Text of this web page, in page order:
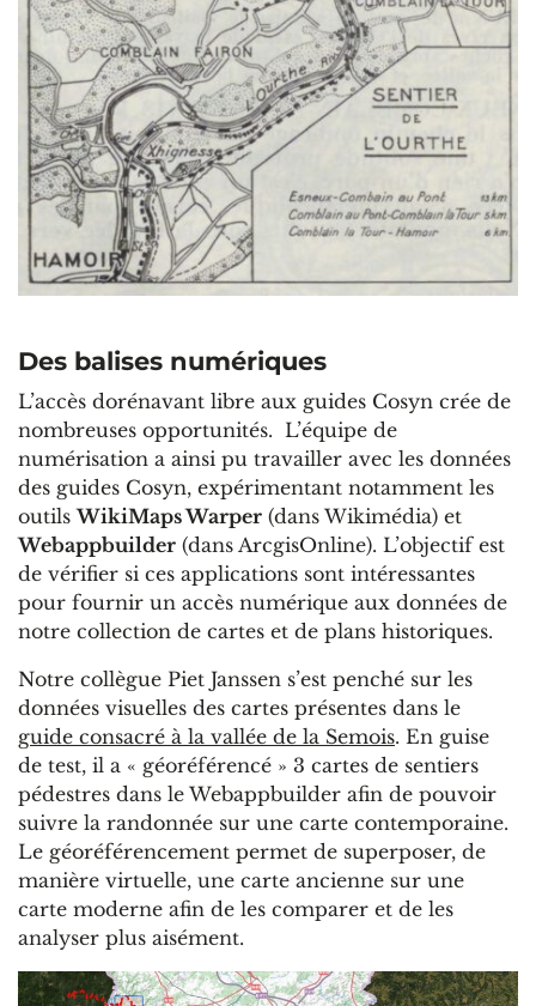
Des balises numériques
L’accès dorénavant libre aux guides Cosyn crée de
nombreuses opportunités. L’équipe de
numérisation a ainsi pu travailler avec les données
des guides Cosyn, expérimentant notamment les
outilsWikiMaps Warper (dans Wikimédia) et
Webappbuilder (dans ArcgisOnline). L’objectif est
de vérifier si ces applications sont intéressantes
pour fournir un accès numérique aux données de
notre collection de cartes et de plans historiques.
Notre collègue Piet Janssen s’est penché sur les
données visuelles des cartes présentes dans le
guide consacré à la vallée de la Semois. En guise
de test, il a « géoréférencé » 3 cartes de sentiers
pédestres dans le Webappbuilder afin de pouvoir
suivre la randonnée sur une carte contemporaine.
Le géoréférencement permet de superposer, de
manière virtuelle, une carte ancienne sur une
carte moderne afin de les comparer et de les
analyser plus aisément.